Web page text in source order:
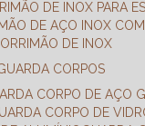
DE INOX PARA
DE AÇO INOX
CORRIMÃO DE INOX
GUARDA CORPOS
CORPO DE AÇO
GUARDA CORPO DE